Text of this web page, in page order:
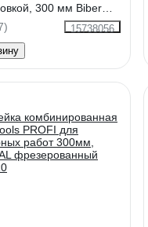
300 мм Biber
тов-093466
15738056